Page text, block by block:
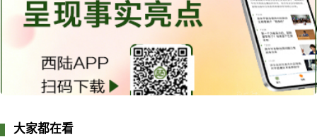
大家都在看